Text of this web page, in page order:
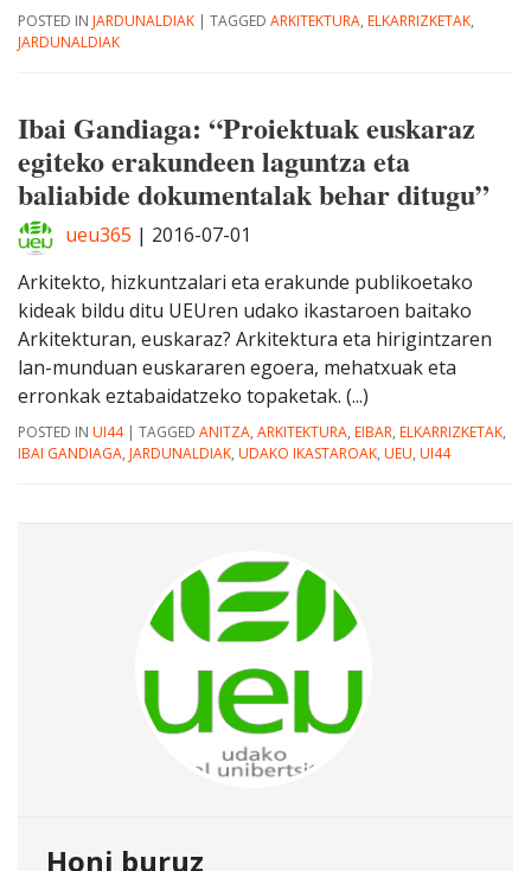
POSTED IN JARDUNALDIAK | TAGGED ARKITEKTURA, ELKARRIZKETAK,
JARDUNALDIAK
Ibai Gandiaga: “Proiektuak euskaraz
egiteko erakundeen laguntza eta
baliabide dokumentalak behar ditugu”
ueu365 | 2016-07-01
Arkitekto, hizkuntzalari eta erakunde publikoetako
kideak bildu ditu UEUren udako ikastaroen baitako
Arkitekturan, euskaraz? Arkitektura eta hirigintzaren
lan-munduan euskararen egoera, mehatxuak eta
erronkak eztabaidatzeko topaketak. (...)
POSTED IN UI44| TAGGED ANITZA, ARKITEKTURA, EIBAR, ELKARRIZKETAK,
IBAI GANDIAGA, JARDUNALDIAK, UDAKO IKASTAROAK, UEU, UI44
Honi buruz